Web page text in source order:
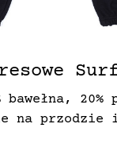
bawełna,
na przodzie